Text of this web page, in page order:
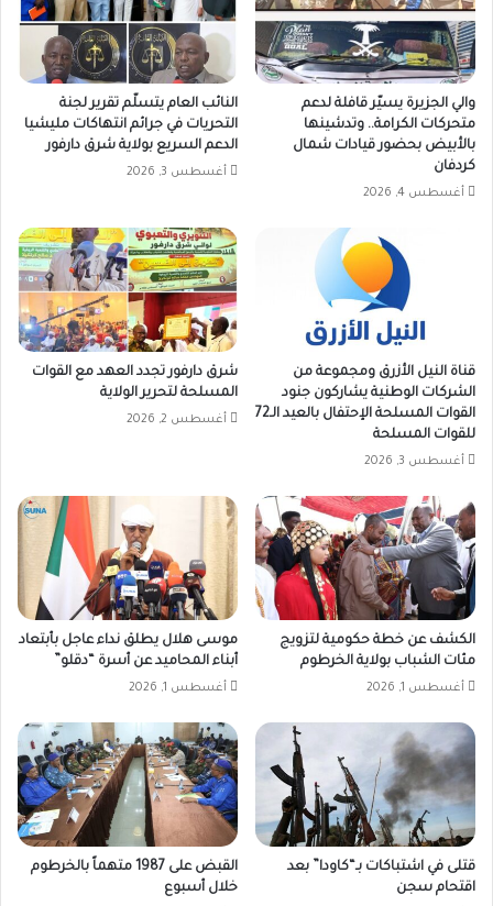
والي الجزيرة يسيّر قافلة لدعم
متحركات الكرامة.. وتدشينها
بالأبيض بحضور قيادات شمال
كردفان
أغسطس 4, 2026
النائب العام يتسلّم تقرير لجنة
التحريات في جرائم انتهاكات مليشيا
الدعم السريع بولاية شرق دارفور
أغسطس 3, 2026
قناة النيل الأزرق ومجموعة من
الشركات الوطنية يشاركون جنود
القوات المسلحة الإحتفال بالعيد الـ72
للقوات المسلحة
أغسطس 3, 2026
شرق دارفور تجدد العهد مع القوات
المسلحة لتحرير الولاية
أغسطس 2, 2026
الكشف عن خطة حكومية لتزويج
مئات الشباب بولاية الخرطوم
أغسطس 1, 2026
موسى هلال يطلق نداء عاجل بأبتعاد
أبناء المحاميد عن أسرة “دقلو”
أغسطس 1, 2026
قتلى في اشتباكات بـ“كاودا” بعد
اقتحام سجن
القبض على 1987 متهماً بالخرطوم
خلال أسبوع